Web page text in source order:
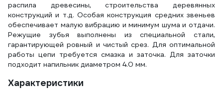
распила древесины, строительства деревянных
конструкций и т.д. Особая конструкция средних звеньев
обеспечивает малую вибрацию и минимум шума и отдачи.
Режущие зубья выполнены из специальной стали,
гарантирующей ровный и чистый срез. Для оптимальной
работы цепи требуется смазка и заточка. Для заточки
подходит напильник диаметром 4.0 мм.
Характеристики